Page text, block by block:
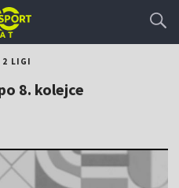
2 LIGI
8. kolejce